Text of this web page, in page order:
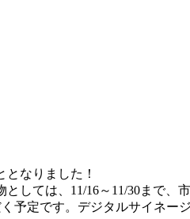
なりました！
しては、11/16～11/30まで、
予定です。デジタルサイネー